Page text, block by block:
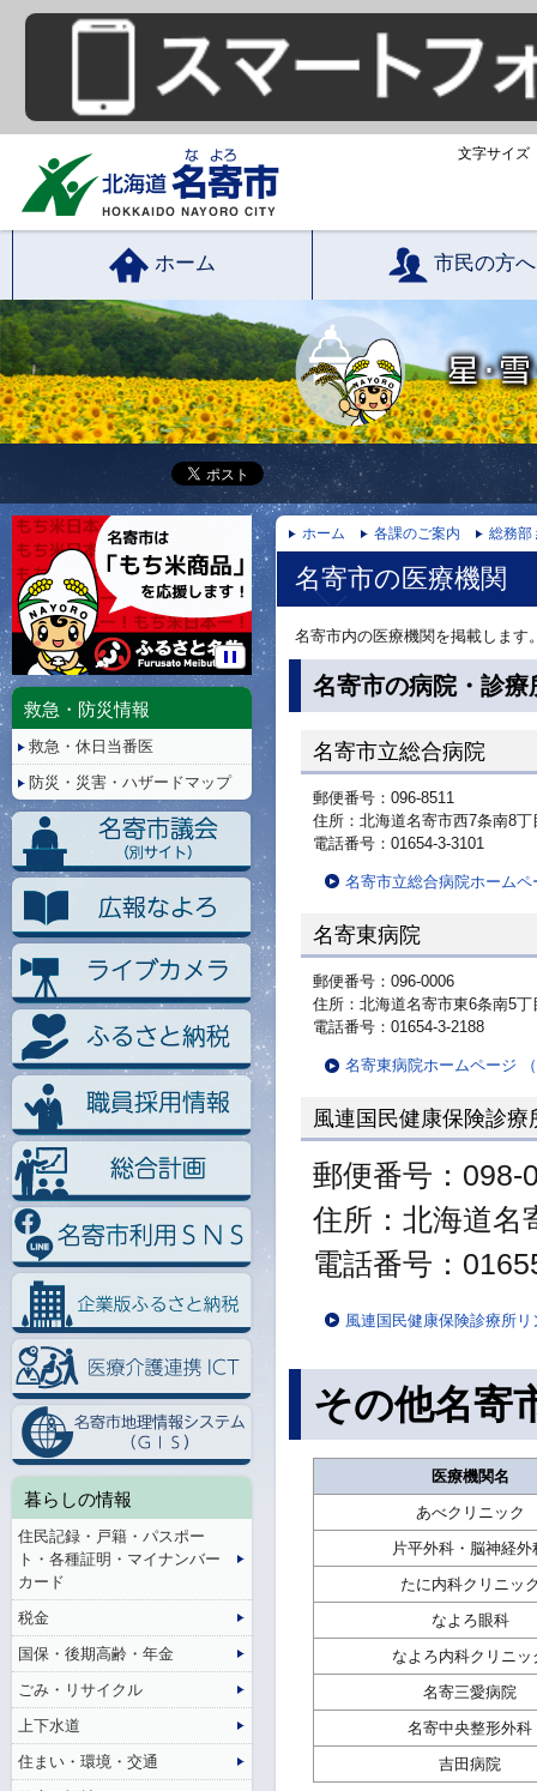
文字サイズ
ホーム 市民の方へ
ホーム 各課のご案内 総務部
名寄市の医療機関
名寄市内の医療機関を掲載します
名寄市の病院・診療
名寄市立総合病院
郵便番号：096-8511
住所：北海道名寄市西7条南8丁
電話番号：01654-3-3101
名寄市立総合病院ホーム
名寄東病院
郵便番号：096-0006
住所：北海道名寄市東6条南5丁
電話番号：01654-3-2188
名寄東病院ホームページ
風連国民健康保険診療
郵便番号：098-
住所：北海道名
電話番号：
風連国民健康保険診療所リ
その他名寄
医療機関名
あべクリニック
片平外科・脳神経外
たに内科クリニッ
なよろ眼科
なよろ内科クリニッ
名寄三愛病院
名寄中央整形外科
吉田病院
停
救急・防災情報
救急・休日当番医
防災・災害・ハザードマップ
暮らしの情報
住民記録・戸籍・パスポー
ト・各種証明・マイナンバー
カード
税金
国保・後期高齢・年金
ごみ・リサイクル
上下水道
住まい・環境・交通